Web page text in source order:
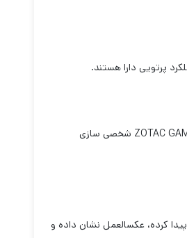
پرتویی دارا هستند.
ZOTAC شخصی سازی
کرده، عکس‏العمل نشان داده و